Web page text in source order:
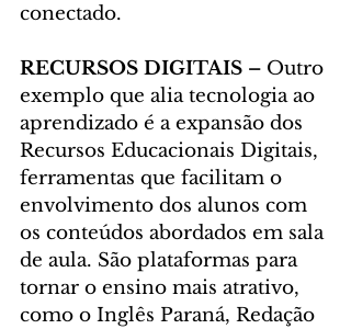
conectado.
RECURSOS DIGITAIS – Outro
exemplo que alia tecnologia ao
aprendizado é a expansão dos
Recursos Educacionais Digitais,
ferramentas que facilitam o
envolvimento dos alunos com
os conteúdos abordados em sala
de aula. São plataformas para
tornar o ensino mais atrativo,
como o Inglês Paraná, Redação